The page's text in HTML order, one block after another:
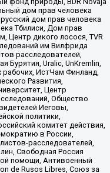
дом прав человека
дом прав человека
Тбилиси, Дом прав
Центр дикого лосося, TVR
им Вилфрида
расследователей,
Uralic, UnKremlin,
ИстЧам Финланд,
Развития,
Центр
Общество
Иеговы,
политики,
комитет действия,
в России,
расследователей,
Свободная Россия
помощи, Антивоенный
de Rusos Libres, Союз за